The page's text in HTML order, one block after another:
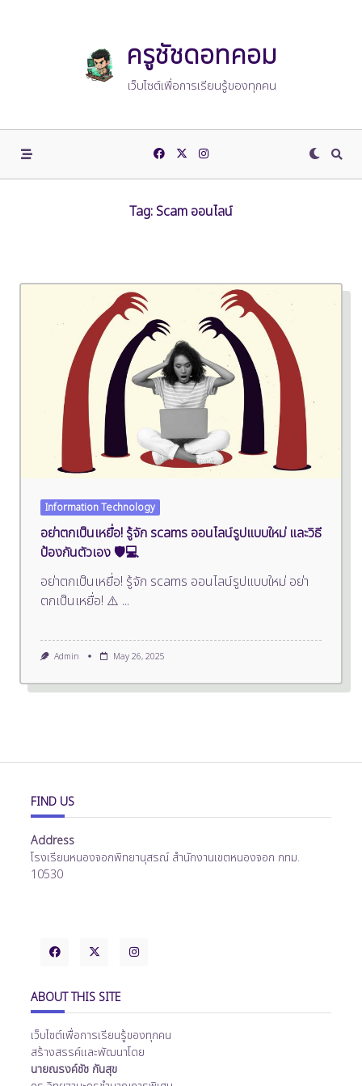
ครูชัชดอทคอม
เว็บไซต์เพื่อการเรียนรู้ของทุกคน
Tag: Scam ออนไลน์
Information Technology
อย่าตกเป็นเหยื่อ! รู้จัก scams ออนไลน์รูปแบบใหม่ และวิธี
ป้องกันตัวเอง 🛡️💻
อย่าตกเป็นเหยื่อ! รู้จัก scams ออนไลน์รูปแบบใหม่ อย่า
ตกเป็นเหยื่อ! ⚠️ ...
Admin May 26, 2025
FIND US
Address
โรงเรียนหนองจอกพิทยานุสรณ์ สำนักงานเขตหนองจอก กทม.
10530
ABOUT THIS SITE
เว็บไซต์เพื่อการเรียนรู้ของทุกคน
สร้างสรรค์และพัฒนาโดย
นายณรงค์ชัช กันสุข